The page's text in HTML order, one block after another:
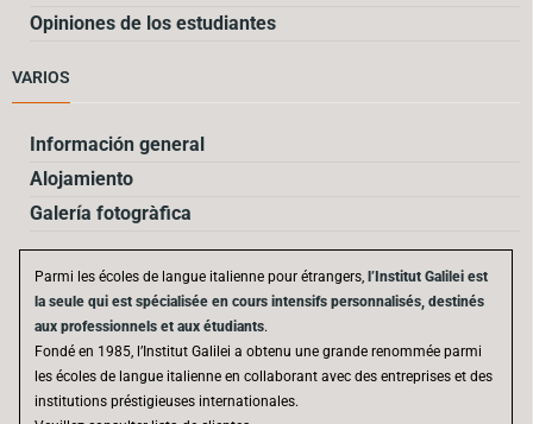
Opiniones de los estudiantes
VARIOS
Información general
Alojamiento
Galería fotogràfica
Parmi les écoles de langue italienne pour étrangers, l’Institut Galilei est
la seule qui est spécialisée en cours intensifs personnalisés, destinés
aux professionnels et aux étudiants.
Fondé en 1985, l’Institut Galilei a obtenu une grande renommée parmi
les écoles de langue italienne en collaborant avec des entreprises et des
institutions préstigieuses internationales.